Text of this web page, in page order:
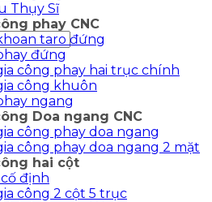
Thụy Sĩ
phay CNC
taro đứng
đứng
công phay hai trục chính
công khuôn
ngang
Doa ngang CNC
công phay doa ngang
công phay doa ngang 2 mặt
hai cột
định
công 2 cột 5 trục